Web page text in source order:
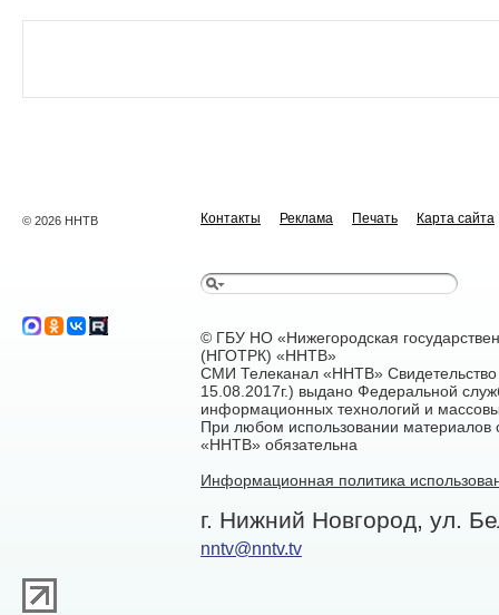
© 2026 ННТВ Контакты Реклама Печать Карта сайта
© ГБУ НО «Нижегородская
(НГОТРК) «ННТВ»
СМИ Телеканал «ННТВ»
15.08.2017г.) выдано Федеральной
информационных технологий и
При любом использовании материалов
«ННТВ» обязательна
Информационная политика
г. Нижний Новгород, ул.
nntv@nntv.tv